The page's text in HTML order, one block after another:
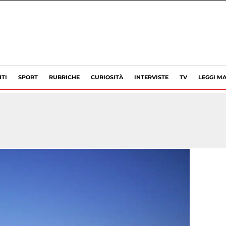
SPORT RUBRICHE CURIOSITÀ INTERVISTE TV LEGGI